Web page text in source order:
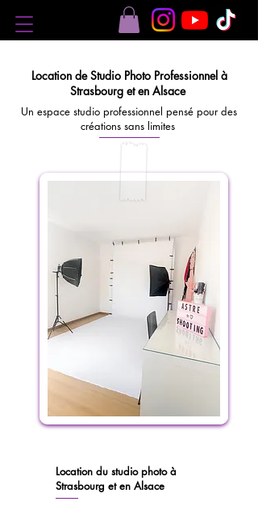
Location de Studio Photo Professionnel à
Strasbourg et en Alsace
Un espace studio professionnel pensé pour des
créations sans limites
Location du studio photo à
Strasbourg et en Alsace